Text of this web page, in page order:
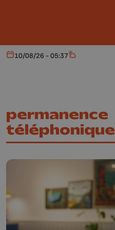
Aujourd'hui
10/08/26 - 05:37 Météo
permanence
téléphonique